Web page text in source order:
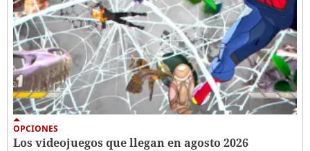
OPCIONES
Los videojuegos que llegan en agosto 2026